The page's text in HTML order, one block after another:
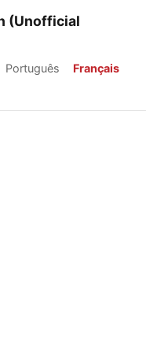
(Unofficial
Português
Français